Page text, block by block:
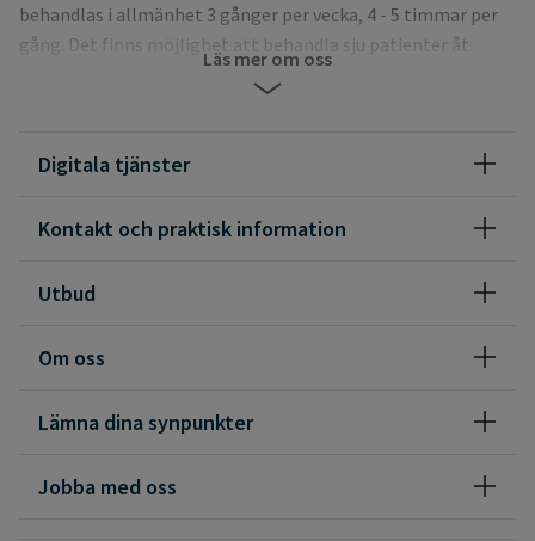
behandlas i allmänhet 3 gånger per vecka, 4 - 5 timmar per
gång. Det finns möjlighet att behandla sju patienter åt
gången. Dialyspersonalen tar vid behov även hand om akuta
Möjlighet finns till gästdialys för patienter från andra delar
gästdialys - ring dialysmottagningen eller mejla till
Läs mer om oss
Digitala tjänster
Kontakt och praktisk information
Utbud
Om oss
Lämna dina synpunkter
Jobba med oss